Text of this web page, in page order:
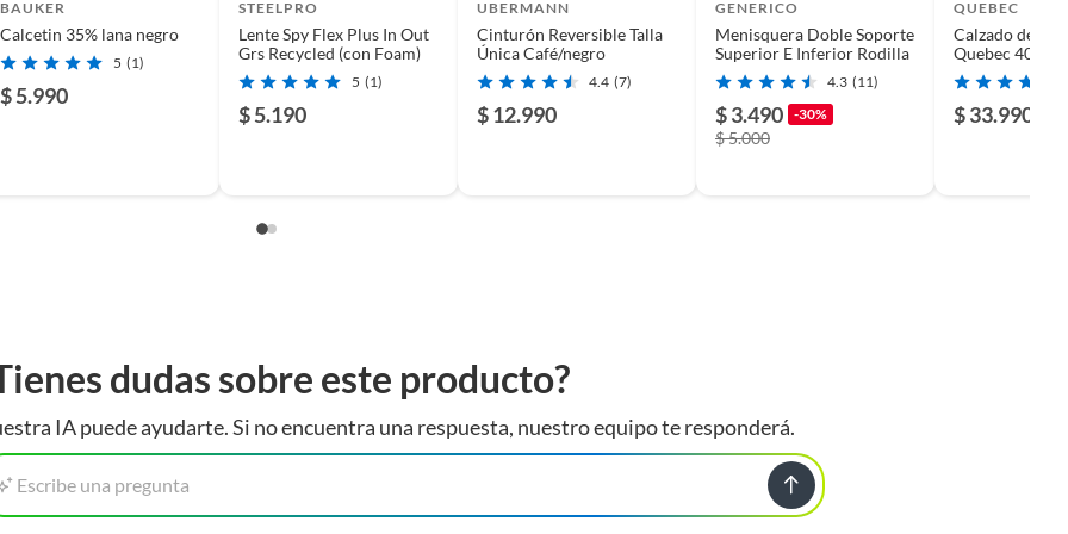
en esa condición a un precio reducido.
entre otros análogos.
BAUKER
Calcetin 35% lana negro
5 (1)
$ 5.990
STEELPRO
Lente Spy Flex Plus In Out
Grs Recycled (con Foam)
5 (1)
$ 5.190
UBERMANN
Cinturón Reversible Talla
Única Café/negro
4.4 (7)
$ 12.990
GENERICO
Menisquera Doble Soporte
Superior E Inferior Rodilla
4.3 (11)
$ 3.490 -30%
$ 5.000
QUEBEC
Calzado de
Quebec 400
$ 33.990
dudas sobre este producto?
IA puede ayudarte. Si no encuentra una respuesta, nuestro equipo te responderá.
Escribe una pregunta